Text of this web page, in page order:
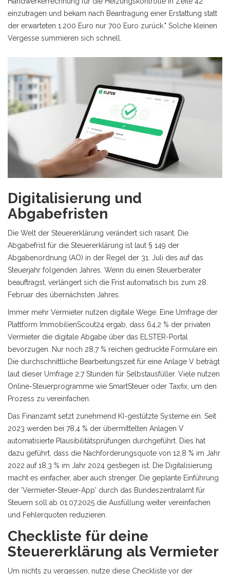
einzutragen und bekam nach Beantragung einer Erstattung statt
der erwarteten 1.200 Euro nur 700 Euro zurück." Solche kleinen
Vergesse summieren sich schnell.
Digitalisierung und
Abgabefristen
Die Welt der Steuererklärung verändert sich rasant. Die
Abgabefrist für die Steuererklärung ist laut § 149 der
Abgabenordnung (AO) in der Regel der 31. Juli des auf das
Steuerjahr folgenden Jahres. Wenn du einen Steuerberater
beauftragst, verlängert sich die Frist automatisch bis zum 28.
Februar des übernächsten Jahres.
Immer mehr Vermieter nutzen digitale Wege. Eine Umfrage der
Plattform ImmobilienScout24 ergab, dass 64,2 % der privaten
Vermieter die digitale Abgabe über das ELSTER-Portal
bevorzugen. Nur noch 28,7 % reichen gedruckte Formulare ein.
Die durchschnittliche Bearbeitungszeit für eine Anlage V beträgt
laut dieser Umfrage 2,7 Stunden für Selbstausfüller. Viele nutzen
Online-Steuerprogramme wie SmartSteuer oder Taxfix, um den
Prozess zu vereinfachen.
Das Finanzamt setzt zunehmend KI-gestützte Systeme ein. Seit
2023 werden bei 78,4 % der übermittelten Anlagen V
automatisierte Plausibilitätsprüfungen durchgeführt. Dies hat
dazu geführt, dass die Nachforderungsquote von 12,8 % im Jahr
2022 auf 18,3 % im Jahr 2024 gestiegen ist. Die Digitalisierung
macht es einfacher, aber auch strenger. Die geplante Einführung
der 'Vermieter-Steuer-App' durch das Bundeszentralamt für
Steuern soll ab 01.07.2025 die Ausfüllung weiter vereinfachen
und Fehlerquoten reduzieren.
Checkliste für deine
Steuererklärung als Vermieter
Um nichts zu vergessen, nutze diese Checkliste vor der